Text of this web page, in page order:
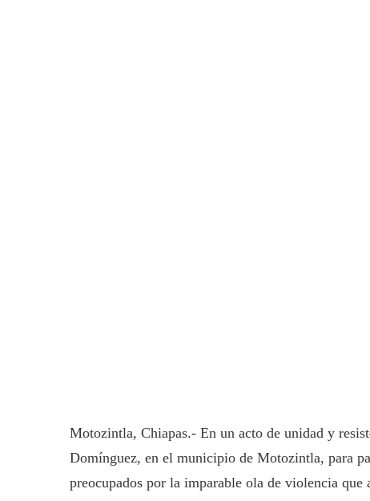
Motozintla, Chiapas.- En un acto de unidad y
Domínguez, en el municipio de Motozintla, para
preocupados por la imparable ola de violencia